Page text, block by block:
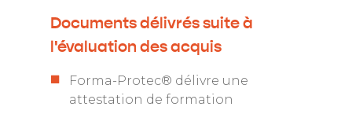
Documents délivrés suite à
l'évaluation des acquis
Forma-Protec® délivre une
attestation de formation